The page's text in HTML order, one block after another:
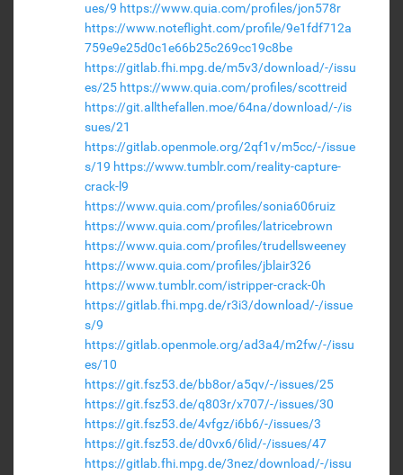
ues/9 https://www.quia.com/profiles/jon578r
https://www.noteflight.com/profile/9e1fdf712a
759e9e25d0c1e66b25c269cc19c8be
https://gitlab.fhi.mpg.de/m5v3/download/-/issu
es/25 https://www.quia.com/profiles/scottreid
https://git.allthefallen.moe/64na/download/-/is
sues/21
https://gitlab.openmole.org/2qf1v/m5cc/-/issue
s/19 https://www.tumblr.com/reality-capture-
crack-l9
https://www.quia.com/profiles/sonia606ruiz
https://www.quia.com/profiles/latricebrown
https://www.quia.com/profiles/trudellsweeney
https://www.quia.com/profiles/jblair326
https://www.tumblr.com/istripper-crack-0h
https://gitlab.fhi.mpg.de/r3i3/download/-/issue
s/9
https://gitlab.openmole.org/ad3a4/m2fw/-/issu
es/10
https://git.fsz53.de/bb8or/a5qv/-/issues/25
https://git.fsz53.de/q803r/x707/-/issues/30
https://git.fsz53.de/4vfgz/i6b6/-/issues/3
https://git.fsz53.de/d0vx6/6lid/-/issues/47
https://gitlab.fhi.mpg.de/3nez/download/-/issu